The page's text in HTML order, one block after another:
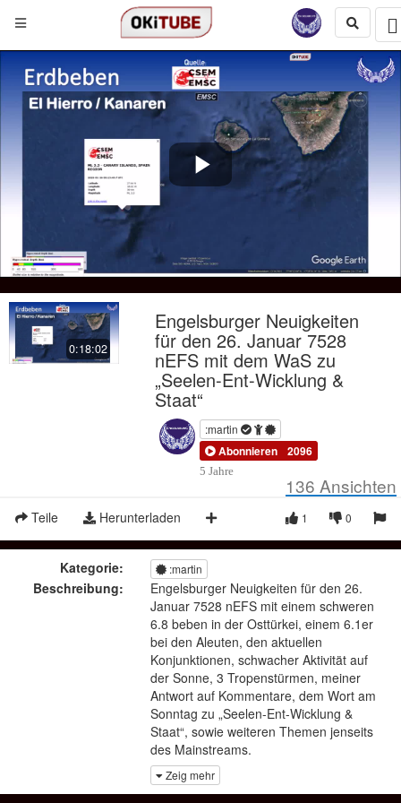
Play
0:18:02
Engelsburger Neuigkeiten
für den 26. Januar 7528
nEFS mit dem WaS zu
„Seelen-Ent-Wicklung &
Staat“
:martin
Abonnieren 2096
5 Jahre
136 Ansichten
Teile Herunterladen 0
1
Kategorie: :martin
Beschreibung:
Engelsburger Neuigkeiten für den 26.
Januar 7528 nEFS mit einem schweren
6.8 beben in der Osttürkei, einem 6.1er
bei den Aleuten, den aktuellen
Konjunktionen, schwacher Aktivität auf
der Sonne, 3 Tropenstürmen, meiner
Antwort auf Kommentare, dem Wort am
Sonntag zu „Seelen-Ent-Wicklung &
Staat“, sowie weiteren Themen jenseits
des Mainstreams.
Heutige Themen:
Zeig mehr